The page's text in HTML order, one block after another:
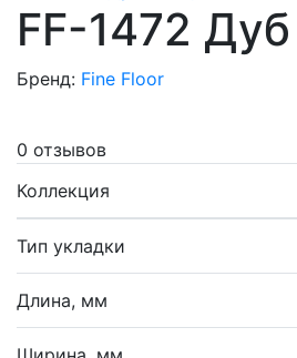
FF-1472
Бренд: Fine Floor
0 отзывов
Коллекция
Тип укладки
Длина, мм